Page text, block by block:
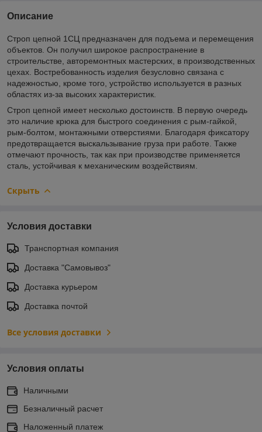
Описание
Строп цепной 1СЦ предназначен для подъема и перемещения
объектов. Он получил широкое распространение в
строительстве, авторемонтных мастерских, в производственных
цехах. Востребованность изделия безусловно связана с
надежностью, кроме того, устройство используется в разных
областях из-за высоких характеристик.
Строп цепной имеет несколько достоинств. В первую очередь
это наличие крюка для быстрого соединения с рым-гайкой,
рым-болтом, монтажными отверстиями. Благодаря фиксатору
предотвращается выскальзывание груза при работе. Также
отмечают прочность, так как при производстве применяется
сталь, устойчивая к механическим воздействиям.
Скрыть
Условия доставки
Транспортная компания
Доставка "Самовывоз"
Доставка курьером
Доставка почтой
Все условия доставки
Условия оплаты
Наличными
Безналичный расчет
Наложенный платеж